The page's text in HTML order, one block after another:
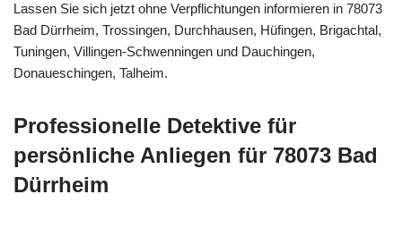
Lassen Sie sich jetzt ohne Verpflichtungen informieren in 78073
Bad Dürrheim, Trossingen, Durchhausen, Hüfingen, Brigachtal,
Tuningen, Villingen-Schwenningen und Dauchingen,
Donaueschingen, Talheim.
Professionelle Detektive für
persönliche Anliegen für 78073 Bad
Dürrheim